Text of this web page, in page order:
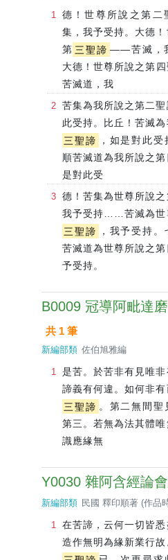
德！世尊所說之第
集，我予受持。大德！
第 三聖諦 ——苦滅，
大德！世尊所說之第
苦滅道，我
苦集為我所說之第二
此受持。比丘！苦滅
三聖諦
，如是對此受
順苦滅道為我所說之
是對此受
德！苦集為世尊所說之
我予受持……苦滅為世
三聖諦
，我予受持
苦滅道為世尊所說之
予受持。
B0009 冠導阿毗達
共 1 筆
新編部類 佐伯旭雅編
是苦。於苦非有見唯
諦義有何違。如何非
三聖諦 。第二無間聖
第三。若無為法其體
識應緣無
Y0030 雜阿含經論
新編部類 民國 釋印順著 (作品
在苦諦，云何一切皆
造作無明為緣新業行